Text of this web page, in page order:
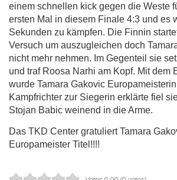
einem schnellen kick gegen die Weste
ersten Mal in diesem Finale 4:3 und es
Sekunden zu kämpfen. Die Finnin
Versuch um auszugleichen doch
nicht mehr nehmen. Im Gegenteil sie
und traf Roosa Narhi am Kopf. Mit dem
wurde Tamara Gakovic
Kampfrichter zur Siegerin erklärte fiel
Stojan Babic weinend in die Arme.
Das TKD Center gratuliert Tamara
Europameister Titel!!!!